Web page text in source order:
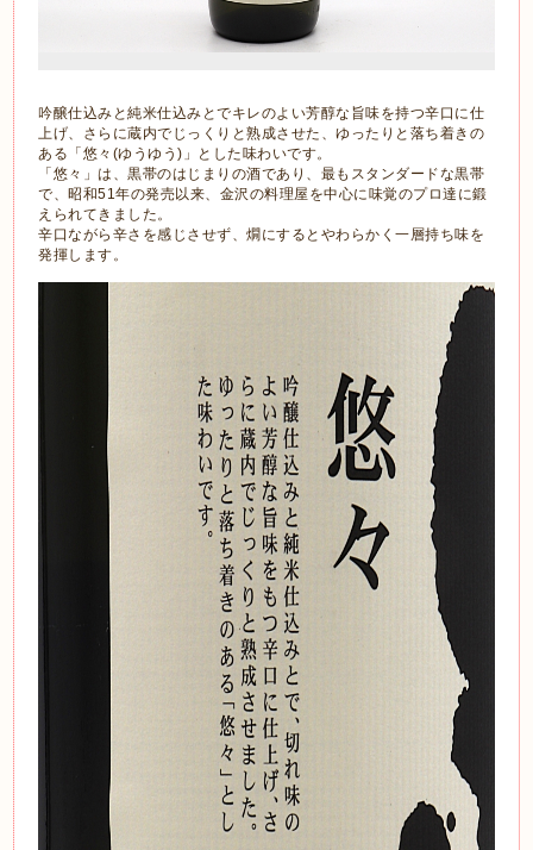
吟醸仕込みと純米仕込みとでキレのよい芳醇な旨味を持つ辛口に仕
上げ、さらに蔵内でじっくりと熟成させた、ゆったりと落ち着きの
ある「悠々(ゆうゆう)」とした味わいです。
「悠々」は、黒帯のはじまりの酒であり、最もスタンダードな黒帯
で、昭和51年の発売以来、金沢の料理屋を中心に味覚のプロ達に鍛
えられてきました。
辛口ながら辛さを感じさせず、燗にするとやわらかく一層持ち味を
発揮します。